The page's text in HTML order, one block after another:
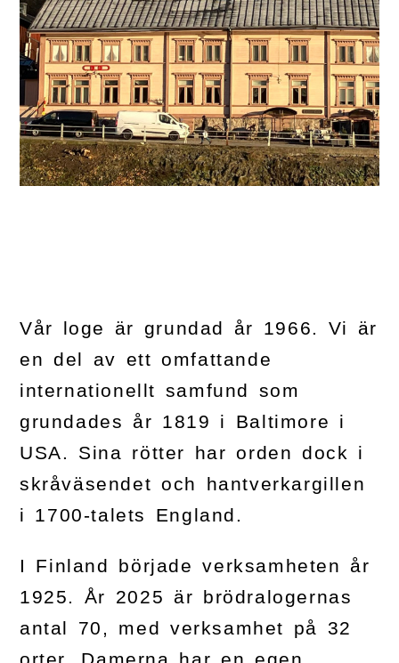
Vår loge är grundad år 1966. Vi är
en del av ett omfattande
internationellt samfund som
grundades år 1819 i Baltimore i
USA. Sina rötter har orden dock i
skråväsendet och hantverkargillen
i 1700-talets England.
I Finland började verksamheten år
1925. År 2025 är brödralogernas
antal 70, med verksamhet på 32